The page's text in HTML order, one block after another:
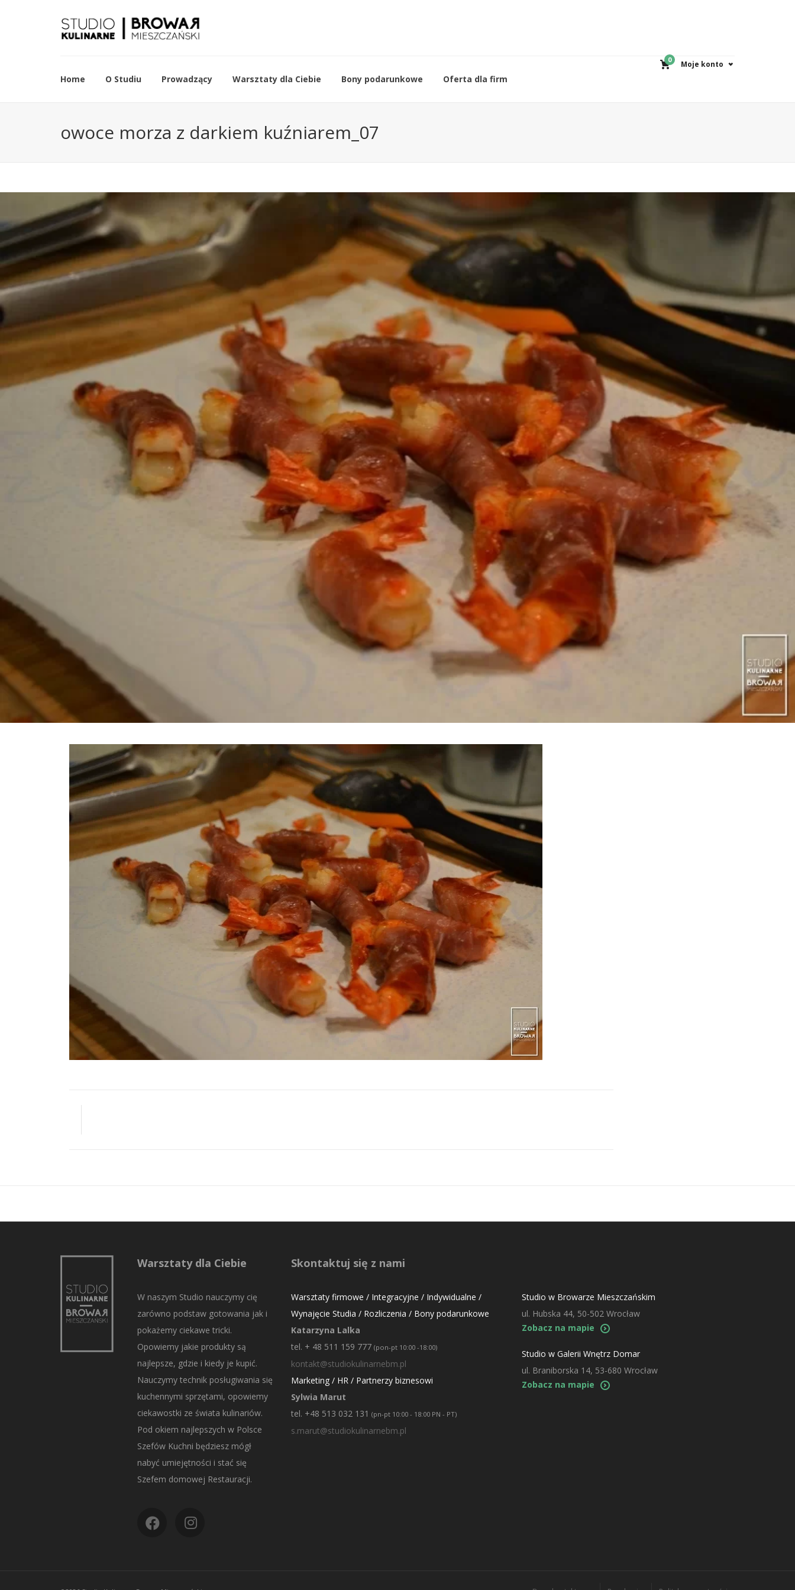
0 Moje konto
Home O Studiu Prowadzący Warsztaty dla Ciebie Bony podarunkowe Oferta dla firm
owoce morza z darkiem kuźniarem_07
Warsztaty dla Ciebie
W naszym Studio nauczymy cię
zarówno podstaw gotowania jak i
pokażemy ciekawe tricki.
Opowiemy jakie produkty są
najlepsze, gdzie i kiedy je kupić.
Nauczymy technik posługiwania się
kuchennymi sprzętami, opowiemy
ciekawostki ze świata kulinariów.
Pod okiem najlepszych w Polsce
Szefów Kuchni będziesz mógł
nabyć umiejętności i stać się
Szefem domowej Restauracji.
Skontaktuj się z nami
Warsztaty firmowe / Integracyjne / Indywidualne /
Wynajęcie Studia / Rozliczenia / Bony podarunkowe
Katarzyna Lalka
tel. + 48 511 159 777 (pon-pt 10:00 -18:00)
kontakt@studiokulinarnebm.pl
Marketing / HR / Partnerzy biznesowi
Sylwia Marut
tel. +48 513 032 131 (pn-pt 10:00 - 18:00 PN - PT)
s.marut@studiokulinarnebm.pl
Studio w Browarze Mieszczańskim
ul. Hubska 44, 50-502 Wrocław
Zobacz na mapie
Studio w Galerii Wnętrz Domar
ul. Braniborska 14, 53-680 Wrocław
Zobacz na mapie